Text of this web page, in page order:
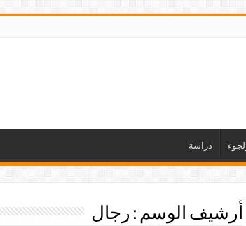
دراسة
أرشيف الوسم : رجال